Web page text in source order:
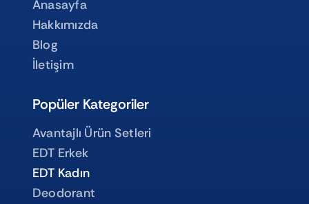
Anasayfa
Hakkımızda
Blog
İletişim
Popüler Kategoriler
Avantajlı Ürün Setleri
EDT Erkek
EDT Kadın
Deodorant